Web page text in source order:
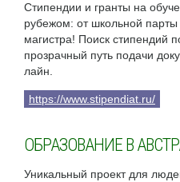
Стипендии и гранты на
рубежом: от школьной
магистра! Поиск стипендий
прозрачный путь подачи
лайн.
https://www.stipendiat.ru/
ОБРАЗОВАНИЕ В
Уникальный проект для